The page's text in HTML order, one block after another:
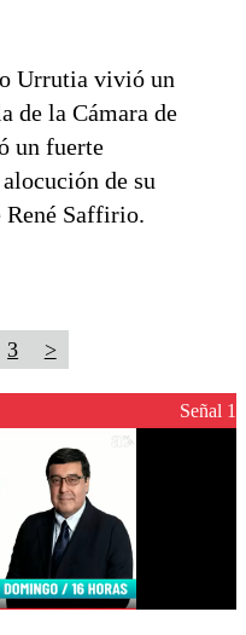
Urrutia vivió un
de la Cámara de
un fuerte
de su
René Saffirio.
3 >
Señal 1